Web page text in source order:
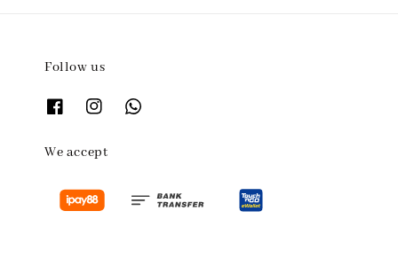
Follow us
We accept